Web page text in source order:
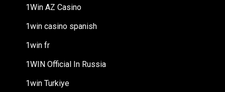
1Win AZ Casino
1win casino spanish
1win fr
1WIN Official In Russia
1win Turkiye